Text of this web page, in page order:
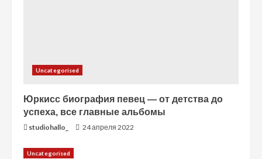
Uncategorised
Юркисс биография певец — от детства до
успеха, все главные альбомы
studiohallo_ 24 апреля 2022
Uncategorised